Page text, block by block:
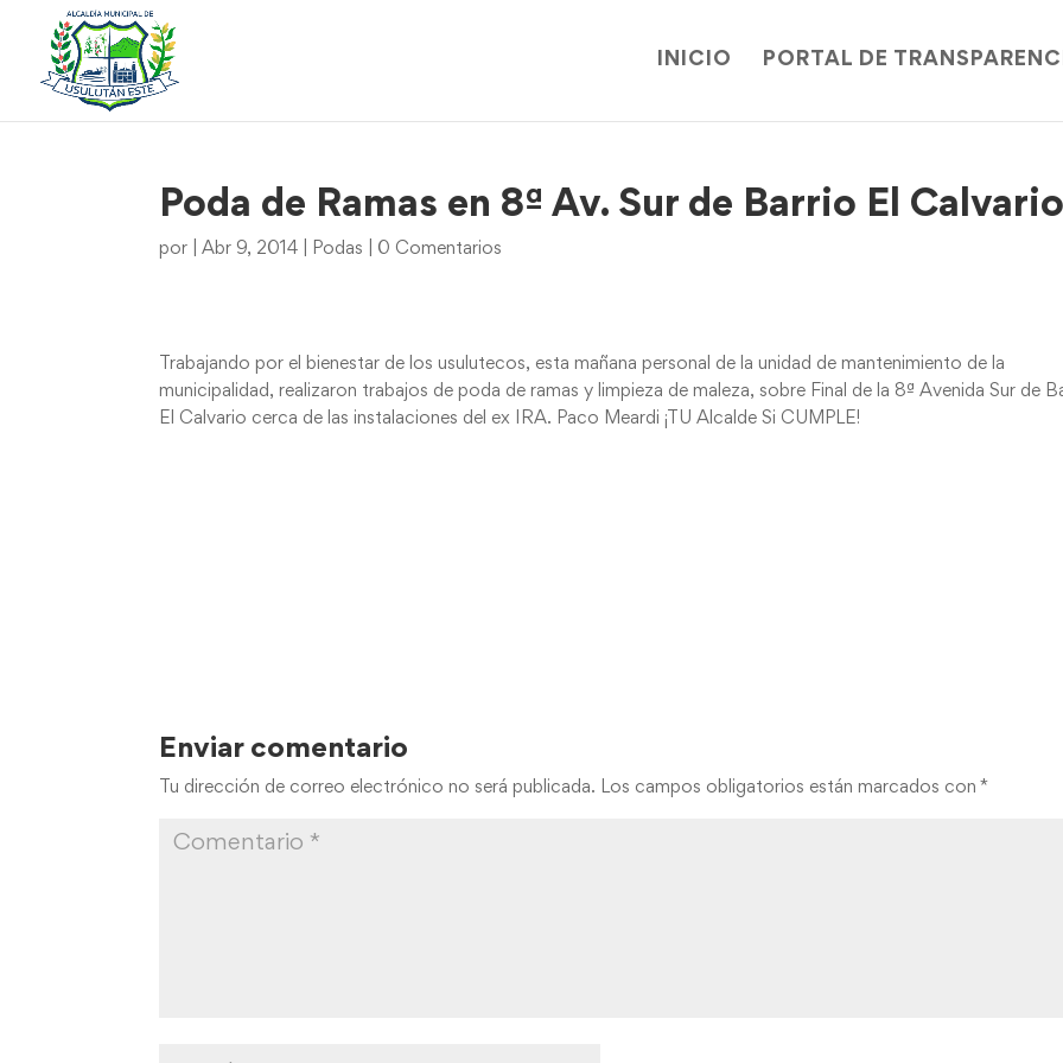
INICIO PORTAL DE
Poda de Ramas en 8ª Av. Sur de Barrio El
por |Abr 9, 2014 Podas 0 Comentarios
Trabajando por el bienestar de los usulutecos, esta mañana personal de la unidad de mantenimiento de la
municipalidad, realizaron trabajos de poda de ramas y limpieza de maleza, sobre Final de la 8ª Avenida Sur de
El Calvario cerca de las instalaciones del ex IRA. Paco Meardi ¡TU Alcalde Si CUMPLE!
Enviar comentario
Tu dirección de correo electrónico no será publicada. Los campos obligatorios están marcados con *